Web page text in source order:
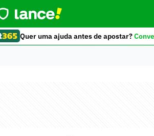
Quer uma ajuda antes de apostar?